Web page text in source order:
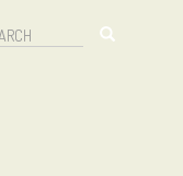
Search